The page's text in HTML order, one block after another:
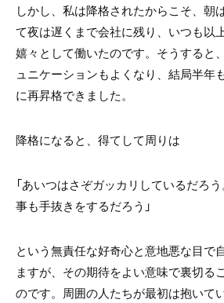
しかし、私は降格されたからこそ、朝
て夜は遅くまで会社に残り、いつも以
嬉々として働いたのです。そうすると
ュニケーションもよくなり、結局半年
に再昇格できました。
降格になると、得てして周りは
「あいつはさぞガッカリしているだろ
事も手抜きをするだろう」
という無責任な好奇心と意地悪な目で
ますが、その期待をよい意味で裏切る
のです。周囲の人たちが最初は抱いて